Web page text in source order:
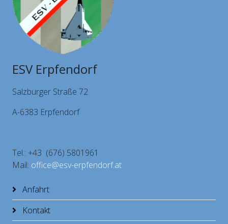
ESV Erpfendorf
Salzburger Straße 72
A-6383 Erpfendorf
Tel.: +43 (676) 5801961
Mail: office@esv-erpfendorf.at
Anfahrt
Kontakt